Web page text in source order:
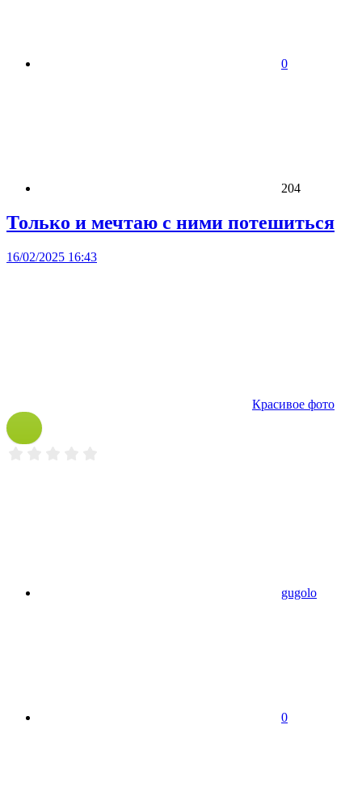
0
204
Только и мечтаю с ними потешиться
16/02/2025 16:43
Красивое фото
gugolo
0